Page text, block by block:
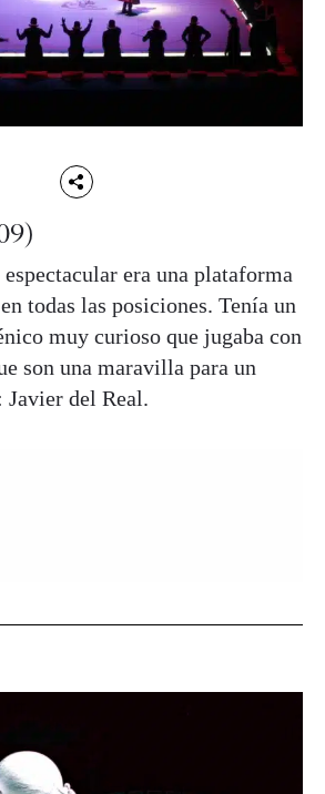
era una plataforma
todas las posiciones. Tenía un
muy curioso que jugaba con
son una maravilla para un
del Real.